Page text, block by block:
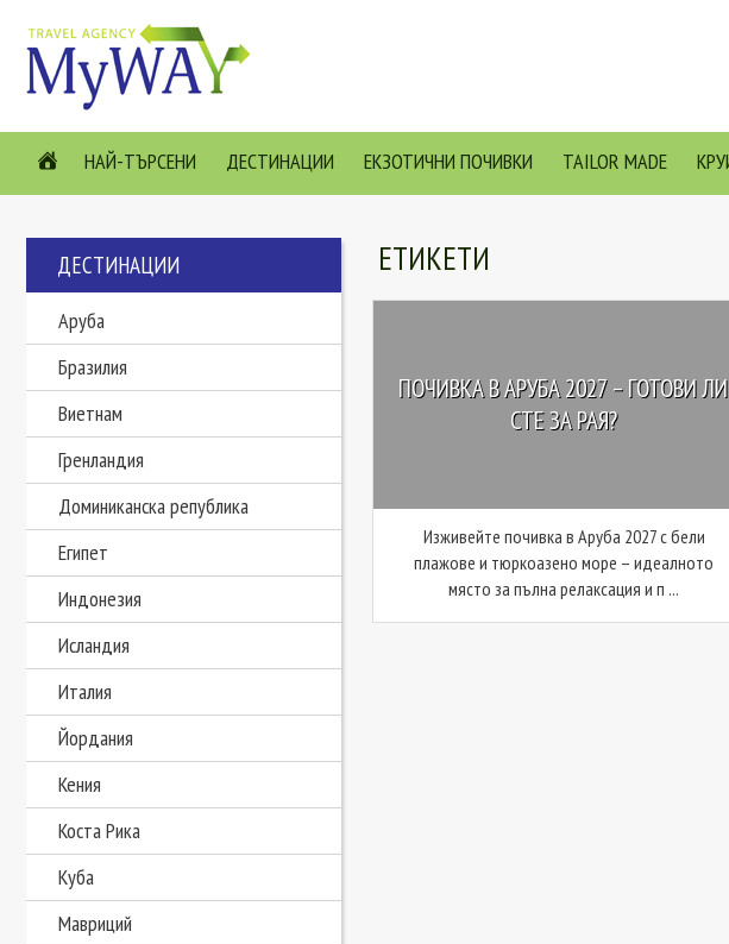
НАЙ-ТЪРСЕНИ ДЕСТИНАЦИИ ЕКЗОТИЧНИ ПОЧИВКИ TAILOR MADE
ДЕСТИНАЦИИ
Аруба
Бразилия
Виетнам
Гренландия
Доминиканска република
Египет
Индонезия
Исландия
Италия
Йордания
Кения
Коста Рика
Куба
Мавриций
ЕТИКЕТИ
ПОЧИВКА В АРУБА 2027 – ГОТОВИ ЛИ
СТЕ ЗА РАЯ?
Изживейте почивка в Аруба 2027 с бели
плажове и тюркоазено море – идеалното
място за пълна релаксация и п ...